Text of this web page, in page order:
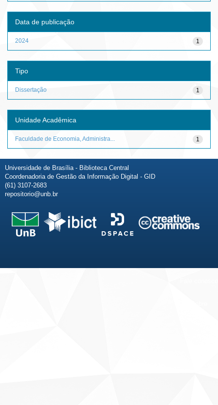
Data de publicação
1
2024
Tipo
1
Dissertação
Unidade Acadêmica
1
Faculdade de Economia, Administra...
Universidade de Brasília - Biblioteca Central
Coordenadoria de Gestão da Informação Digital - GID
(61) 3107-2683
repositorio@unb.br